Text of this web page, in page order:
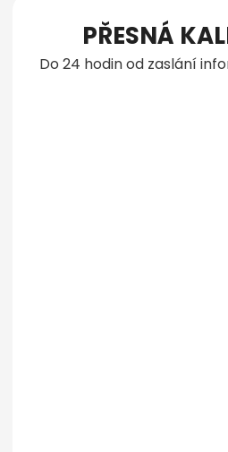
PŘESNÁ
Do 24 hodin od zaslání